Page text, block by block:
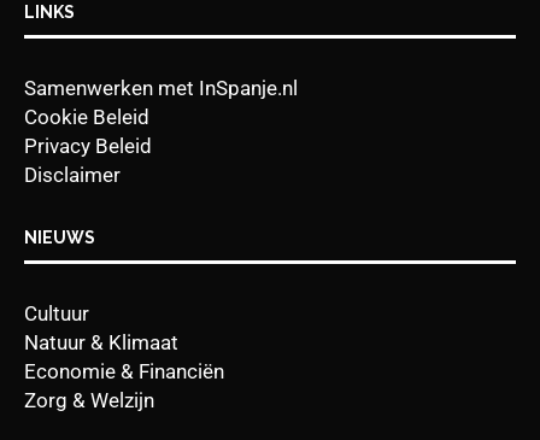
LINKS
Samenwerken met InSpanje.nl
Cookie Beleid
Privacy Beleid
Disclaimer
NIEUWS
Cultuur
Natuur & Klimaat
Economie & Financiën
Zorg & Welzijn